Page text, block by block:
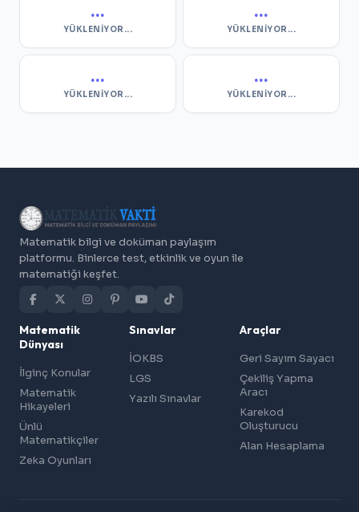
...
YÜKLENIYOR...
...
YÜKLENIYOR...
...
YÜKLENIYOR...
...
YÜKLENIYOR...
Matematik bilgi ve doküman paylaşım
platformu. Binlerce test, etkinlik ve oyun ile
matematiği keşfet.
Matematik
Dünyası
İlginç Konular
Matematik
Hikayeleri
Ünlü
Matematikçiler
Zeka Oyunları
Sınavlar
İOKBS
LGS
Yazılı Sınavlar
Araçlar
Geri Sayım Sayacı
Çekiliş Yapma
Aracı
Karekod
Oluşturucu
Alan Hesaplama